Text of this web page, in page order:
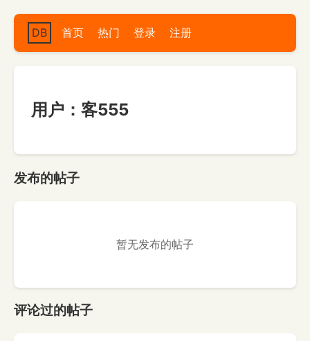
DB 首页 热门 登录 注册
用户：客555
发布的帖子
暂无发布的帖子
评论过的帖子